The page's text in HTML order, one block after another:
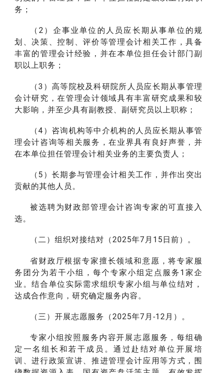
务；
（2）企事业单位的人员应长期从事单位的规
划、决策、控制、评价等管理会计相关工作，具备
丰富的管理会计经验，并在本单位担任会计部门副
职以上职务；
（3）高等院校及科研院所人员应长期从事管理
会计研究，在管理会计领域具有丰富研究成果和较
大影响，并至少具有副教授、副研究员以上职称；
（4）咨询机构等中介机构的人员应长期从事管
理会计咨询等相关服务，在业界具有良好声誉，并
在本单位担任管理会计相关业务的主要负责人；
（5）长期参与管理会计相关工作，并作出突出
贡献的其他人员。
被选聘为财政部管理会计咨询专家的可直接入
选。
（二）组织对接结对（2025年7月15日前）。
省财政厅根据专家擅长领域和意愿，将专家服
务团分为若干小组，每个专家小组定点服务1家企
业。结合单位实际需求组织专家小组与单位结对，
达成合作意向，研究确定服务内容。
（三）开展志愿服务（2025年7月-12月）。
专家小组按照服务内容开展志愿服务，每组确
定一名组长和若干成员。通过赴结对单位开展培
训、进行政策宣讲、推进管理会计应用等方式，围